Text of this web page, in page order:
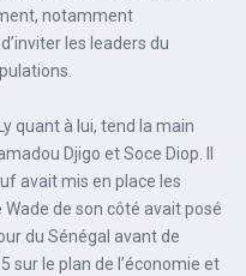
notamment
les leaders du
quant à lui, tend la main
Djigo et Soce Diop. Il
avait mis en place les
de son côté avait posé
du Sénégal avant de
sur le plan de l’économie et